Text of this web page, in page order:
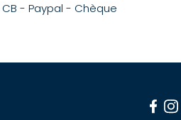
CB - Paypal - Chèque